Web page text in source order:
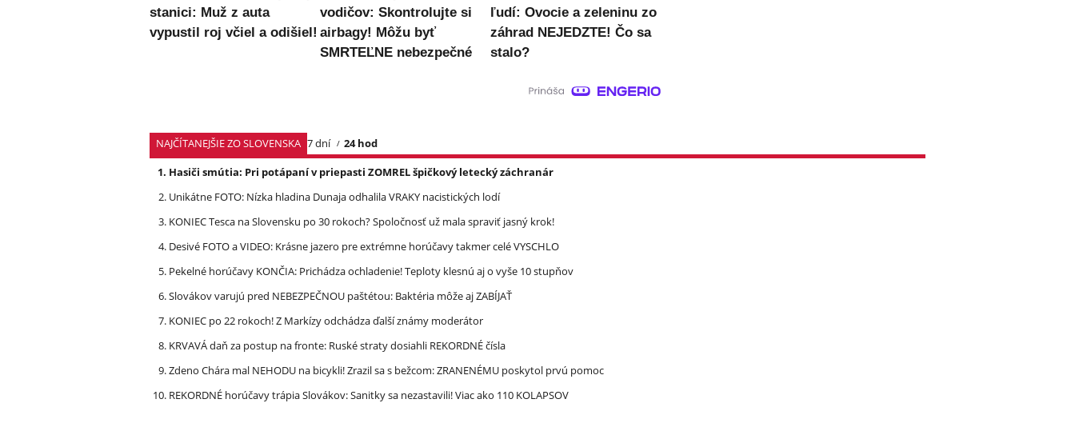
stanici: Muž z auta
vypustil roj včiel a odišiel!
vodičov: Skontrolujte si
airbagy! Môžu byť
SMRTEĽNE nebezpečné
ľudí: Ovocie a zeleninu zo
záhrad NEJEDZTE! Čo sa
stalo?
NAJČÍTANEJŠIE ZO SLOVENSKA 7 dní
24 hod
Hasiči smútia: Pri potápaní v priepasti ZOMREL špičkový letecký záchranár
Unikátne FOTO: Nízka hladina Dunaja odhalila VRAKY nacistických lodí
KONIEC Tesca na Slovensku po 30 rokoch? Spoločnosť už mala spraviť jasný krok!
Desivé FOTO a VIDEO: Krásne jazero pre extrémne horúčavy takmer celé VYSCHLO
Pekelné horúčavy KONČIA: Prichádza ochladenie! Teploty klesnú aj o vyše 10 stupňov
Slovákov varujú pred NEBEZPEČNOU paštétou: Baktéria môže aj ZABÍJAŤ
KONIEC po 22 rokoch! Z Markízy odchádza ďalší známy moderátor
KRVAVÁ daň za postup na fronte: Ruské straty dosiahli REKORDNÉ čísla
Zdeno Chára mal NEHODU na bicykli! Zrazil sa s bežcom: ZRANENÉMU poskytol prvú pomoc
REKORDNÉ horúčavy trápia Slovákov: Sanitky sa nezastavili! Viac ako 110 KOLAPSOV